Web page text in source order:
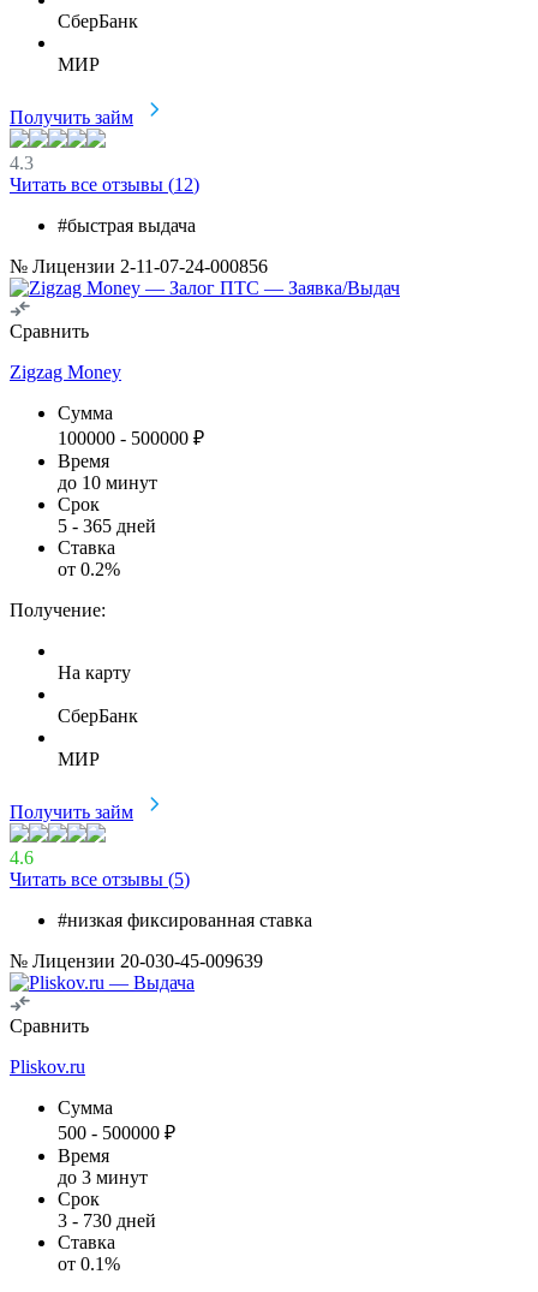
СберБанк
МИР
Получить займ
4.3
Читать все отзывы (12)
#быстрая выдача
№ Лицензии 2-11-07-24-000856
Сравнить
Zigzag Money
Сумма
100000 - 500000 ₽
Время
до 10 минут
Срок
5 - 365 дней
Ставка
от 0.2%
Получение:
На карту
СберБанк
МИР
Получить займ
4.6
Читать все отзывы (5)
#низкая фиксированная ставка
№ Лицензии 20-030-45-009639
Сравнить
Pliskov.ru
Сумма
500 - 500000 ₽
Время
до 3 минут
Срок
3 - 730 дней
Ставка
от 0.1%